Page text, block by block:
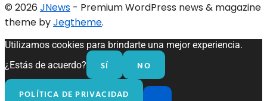
© 2026 JNews - Premium WordPress news & magazine
theme byJegtheme.
Utilizamos cookies para brindarte una mejor experiencia.
¿Estás de acuerdo?
SÍ NO
POLÍTICA DE PRIVACIDAD